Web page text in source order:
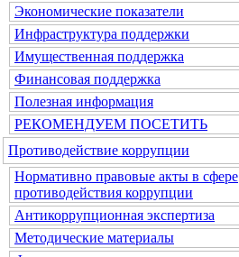
Экономические показатели
Инфраструктура поддержки
Имущественная поддержка
Финансовая поддержка
Полезная информация
РЕКОМЕНДУЕМ ПОСЕТИТЬ
Противодействие коррупции
Нормативно правовые акты в сфере
противодействия коррупции
Антикоррупционная экспертиза
Методические материалы